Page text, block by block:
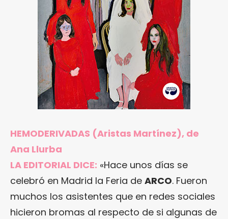
HEMODERIVADAS (Aristas Martínez), de
Ana Llurba
LA EDITORIAL DICE: «Hace unos días se
celebró en Madrid la Feria de ARCO. Fueron
muchos los asistentes que en redes sociales
hicieron bromas al respecto de si algunas de